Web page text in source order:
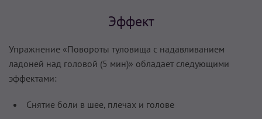
Эффект
Упражнение «Повороты туловища с надавливанием
ладоней над головой (5 мин)» обладает следующими
эффектами:
Снятие боли в шее, плечах и голове